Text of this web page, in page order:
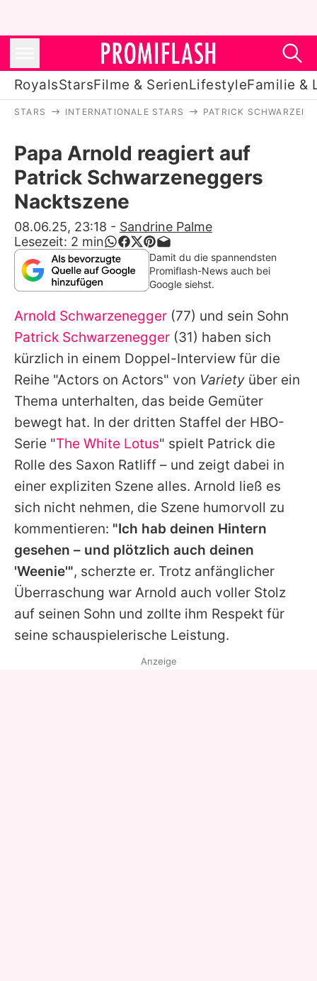
RoyalsStarsFilme & SerienLifestyleFamilie &
Stars
Filme & Serien
Lifestyle
Familie & Liebe
Promiflash Exklusiv
Alle Themen auf Promiflash
Jobs
App runterladen
Team
Redaktionelle Richtlinien
Impressum
Datenschutzerklärung
Utiq verwalten
STARS INTERNATIONALE STARS PATRICK
Papa Arnold reagiert auf
Patrick Schwarzeneggers
Nacktszene
08.06.25, 23:18 - Sandrine Palme
Lesezeit: 2 min
Damit du die spannendsten
Promiflash-News auch bei
Google siehst.
Arnold Schwarzenegger (77) und sein Sohn
Patrick Schwarzenegger (31) haben sich
kürzlich in einem Doppel-Interview für die
Reihe "Actors on Actors" von Variety über ein
Thema unterhalten, das beide Gemüter
bewegt hat. In der dritten Staffel der HBO-
Serie "The White Lotus" spielt Patrick die
Rolle des Saxon Ratliff – und zeigt dabei in
einer expliziten Szene alles. Arnold ließ es
sich nicht nehmen, die Szene humorvoll zu
kommentieren: "Ich hab deinen Hintern
gesehen – und plötzlich auch deinen
'Weenie'", scherzte er. Trotz anfänglicher
Überraschung war Arnold auch voller Stolz
auf seinen Sohn und zollte ihm Respekt für
seine schauspielerische Leistung.
Anzeige